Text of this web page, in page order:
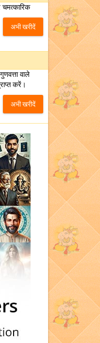
चमत्कारिक
अभी खरीदें
वाले
करें।
अभी खरीदें